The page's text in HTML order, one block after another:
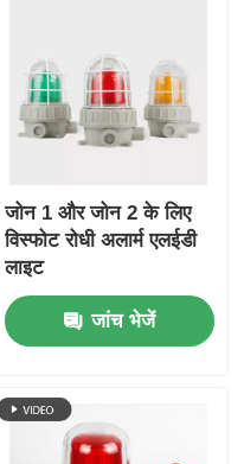
जोन 1 और जोन 2 के लिए
विस्फोट रोधी अलार्म एलईडी
लाइट
जांच भेजें